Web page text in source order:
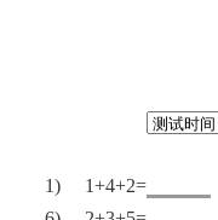
1)
1+4+2=